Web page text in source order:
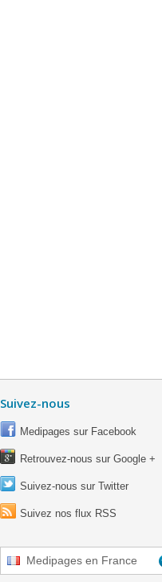
Suivez-nous
Medipages sur Facebook
Retrouvez-nous sur Google +
Suivez-nous sur Twitter
Suivez nos flux RSS
Medipages en France